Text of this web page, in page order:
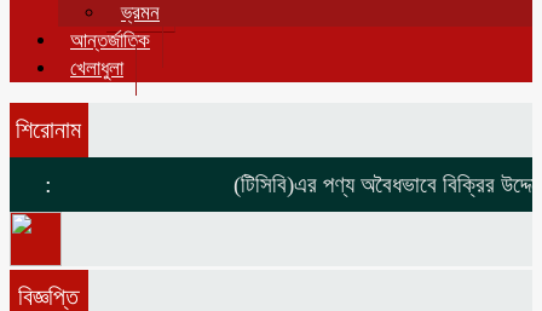
ভ্রমন
আন্তর্জাতিক
খেলাধুলা
শিরোনাম
: (টিসিবি)এর পণ্য অবৈধভাবে বিক্রির
বিজ্ঞপ্তি